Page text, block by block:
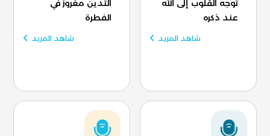
توجه القلوب إلى الله
عند ذكره
شاهد المزيد
التدين مغروز في
الفطرة
شاهد المزيد